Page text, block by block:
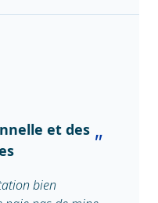
et des
bien